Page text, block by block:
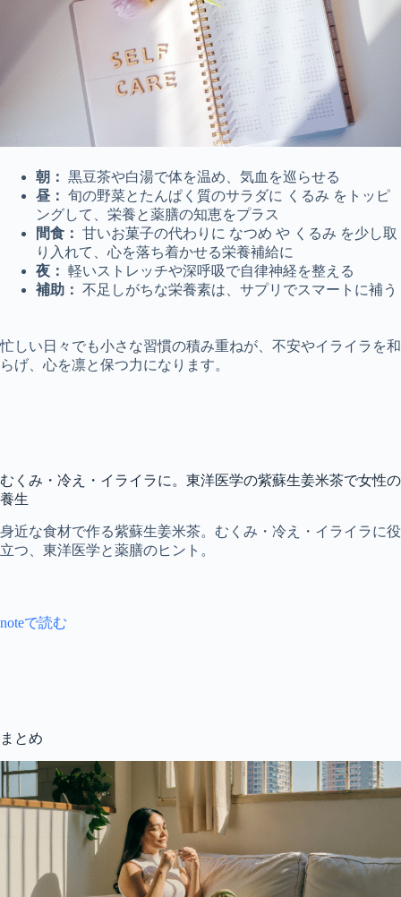
朝： 黒豆茶や白湯で体を温め、気血を巡らせる
昼： 旬の野菜とたんぱく質のサラダに くるみ をトッピ
ングして、栄養と薬膳の知恵をプラス
間食： 甘いお菓子の代わりに なつめ や くるみ を少し取
り入れて、心を落ち着かせる栄養補給に
夜： 軽いストレッチや深呼吸で自律神経を整える
補助： 不足しがちな栄養素は、サプリでスマートに補う
忙しい日々でも小さな習慣の積み重ねが、不安やイライラを和
らげ、心を凛と保つ力になります。
むくみ・冷え・イライラに。東洋医学の紫蘇生姜米茶で女性の
養生
身近な食材で作る紫蘇生姜米茶。むくみ・冷え・イライラに役
立つ、東洋医学と薬膳のヒント。
noteで読む
まとめ